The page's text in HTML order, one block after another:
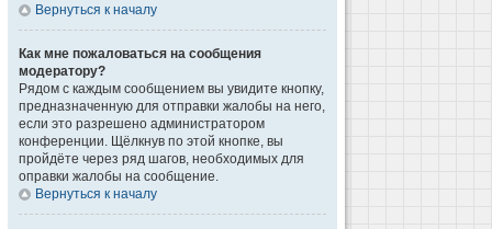
Вернуться к началу
Как мне пожаловаться на сообщения
модератору?
Рядом с каждым сообщением вы увидите кнопку,
предназначенную для отправки жалобы на него,
если это разрешено администратором
конференции. Щёлкнув по этой кнопке, вы
пройдёте через ряд шагов, необходимых для
оправки жалобы на сообщение.
Вернуться к началу